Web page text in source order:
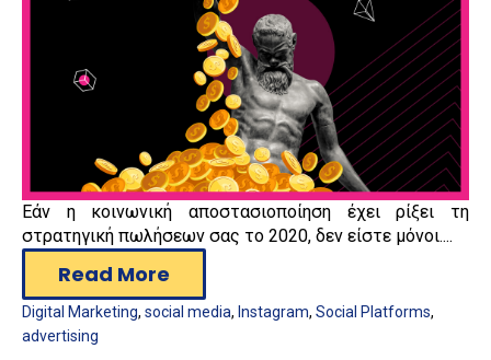
Εάν η κοινωνική αποστασιοποίηση έχει ρίξει τη
στρατηγική πωλήσεων σας το 2020, δεν είστε μόνοι....
Read More
Digital Marketing, social media, Instagram, Social Platforms,
advertising